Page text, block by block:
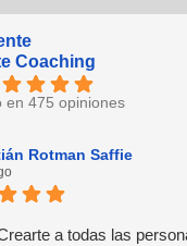
Coaching
en 475 opiniones
Rotman Saffie
a todas las